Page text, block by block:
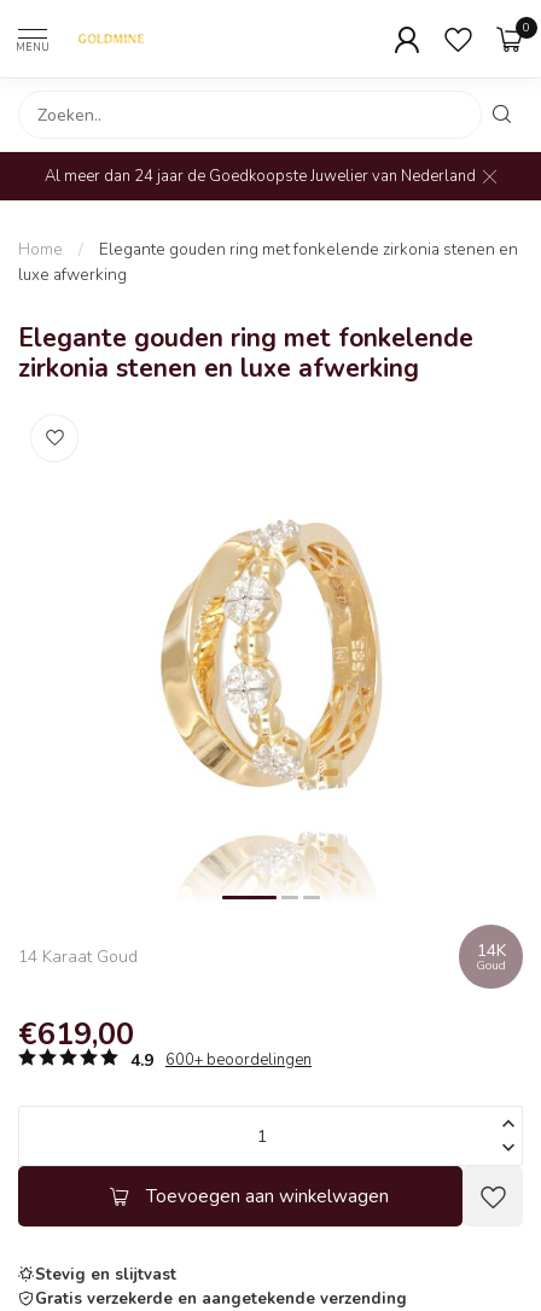
MENU
0
Al meer dan 24 jaar de Goedkoopste Juwelier van Nederland
Home /
Elegante gouden ring met fonkelende zirkonia stenen en
luxe afwerking
Elegante gouden ring met fonkelende
zirkonia stenen en luxe afwerking
14 Karaat Goud 14K
Goud
€619,00
4.9 600+ beoordelingen
Toevoegen aan winkelwagen
Stevig en slijtvast
Gratis verzekerde en aangetekende verzending